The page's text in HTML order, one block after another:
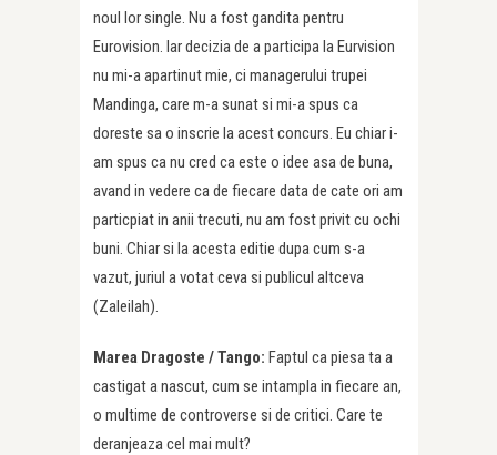
noul lor single. Nu a fost gandita pentru
Eurovision. Iar decizia de a participa la Eurvision
nu mi-a apartinut mie, ci managerului trupei
Mandinga, care m-a sunat si mi-a spus ca
doreste sa o inscrie la acest concurs. Eu chiar i-
am spus ca nu cred ca este o idee asa de buna,
avand in vedere ca de fiecare data de cate ori am
particpiat in anii trecuti, nu am fost privit cu ochi
buni. Chiar si la acesta editie dupa cum s-a
vazut, juriul a votat ceva si publicul altceva
(Zaleilah).
Marea Dragoste / Tango: Faptul ca piesa ta a
castigat a nascut, cum se intampla in fiecare an,
o multime de controverse si de critici. Care te
deranjeaza cel mai mult?